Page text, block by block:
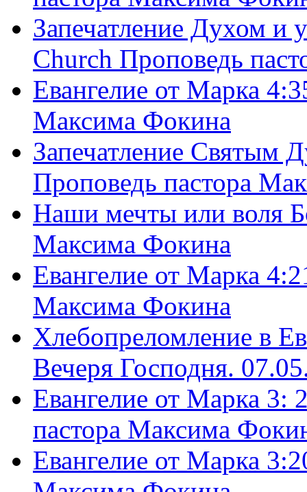
Запечатление Духом и
Church Проповедь
Евангелие от Марка
Максима Фокина
Запечатление Святым
Проповедь пастора
Наши мечты или воля
Максима Фокина
Евангелие от Марка
Максима Фокина
Хлебопреломление в
Вечеря Господня.
Евангелие от Марка 3:
пастора Максима
Евангелие от Марка